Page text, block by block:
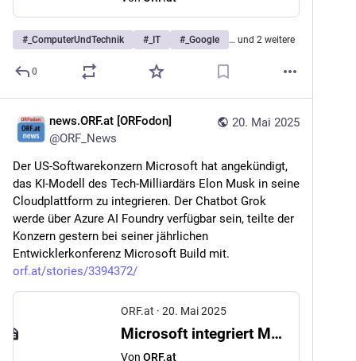
# _ComputerUndTechnik # _IT # _Google … und 2 weitere
0
20. Mai 2025
news.ORF.at [ORFodon]
@ORF_News
Der US-Softwarekonzern Microsoft hat angekündigt,
das KI-Modell des Tech-Milliardärs Elon Musk in seine
Cloudplattform zu integrieren. Der Chatbot Grok
werde über Azure AI Foundry verfügbar sein, teilte der
Konzern gestern bei seiner jährlichen
Entwicklerkonferenz Microsoft Build mit.
orf.at/stories/3394372/
ORF.at · 20. Mai 2025
Microsoft integriert Musks Grok in Cloudplattform
Von ORF.at